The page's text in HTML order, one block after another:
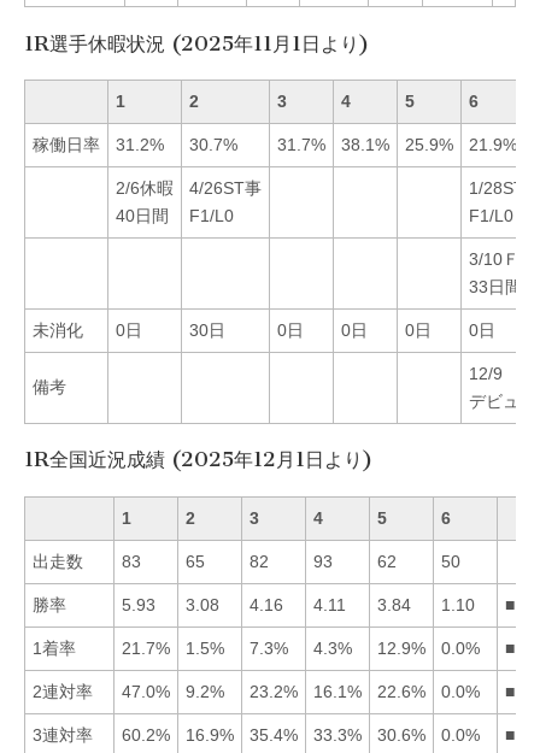
1R選手休暇状況 (2025年11月1日より)
1 2 3 4 5 6
稼働日率 31.2% 30.7% 31.7% 38.1% 25.9% 21.9%
2/6休暇
40日間
4/26ST事
F1/L0
1/28ST事
F1/L0
3/10Ｆ休
33日間
未消化 0日 30日 0日 0日 0日 0日
備考
12/9
デビュー
1R全国近況成績 (2025年12月1日より)
1 2 3 4 5 6
出走数 83 65 82 93 62 50
勝率 5.93 3.08 4.16 4.11 3.84 1.10
1着率 21.7% 1.5% 7.3% 4.3% 12.9% 0.0%
2連対率 47.0% 9.2% 23.2% 16.1% 22.6% 0.0%
3連対率 60.2% 16.9% 35.4% 33.3% 30.6% 0.0%